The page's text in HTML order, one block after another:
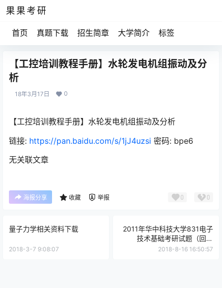
果果考研
首页 真题下载 招生简章 大学简介 标签
【工控培训教程手册】水轮发电机组振动及分
析
18年3月17日 0
【工控培训教程手册】水轮发电机组振动及分析
链接: https://pan.baidu.com/s/1jJ4uzsi 密码: bpe6
无关联文章
海报分享 收藏 举报 0 0
量子力学相关资料下载
2018-3-7 9:08:07
2011年华中科技大学831电子
技术基础考研试题（回忆
版）.pdf
2018-8-16 16:50:57